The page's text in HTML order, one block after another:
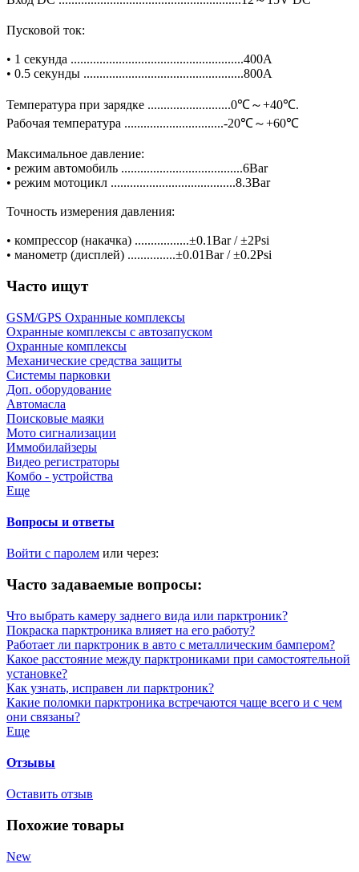
Пусковой ток:
• 1 секунда ......................................................400A
• 0.5 секунды ..................................................800A
Температура при зарядке ..........................0℃～+40℃.
Рабочая температура ...............................-20℃～+60℃
Максимальное давление:
• режим автомобиль ......................................6Bar
• режим мотоцикл .......................................8.3Bar
Точность измерения давления:
• компрессор (накачка) .................±0.1Bar / ±2Psi
• манометр (дисплей) ...............±0.01Bar / ±0.2Psi
Часто ищут
GSM/GPS Охранные комплексы
Охранные комплексы с автозапуском
Охранные комплексы
Механические средства защиты
Системы парковки
Доп. оборудование
Автомасла
Поисковые маяки
Мото сигнализации
Иммобилайзеры
Видео регистраторы
Комбо - устройства
Еще
Вопросы и ответы
Войти с паролем или через:
Часто задаваемые вопросы:
Что выбрать камеру заднего вида или парктроник?
Покраска парктроника влияет на его работу?
Работает ли парктроник в авто с металлическим бампером?
Какое расстояние между парктрониками при самостоятельной
установке?
Как узнать, исправен ли парктроник?
Какие поломки парктроника встречаются чаще всего и с чем
они связаны?
Еще
Отзывы
Оставить отзыв
Похожие товары
New